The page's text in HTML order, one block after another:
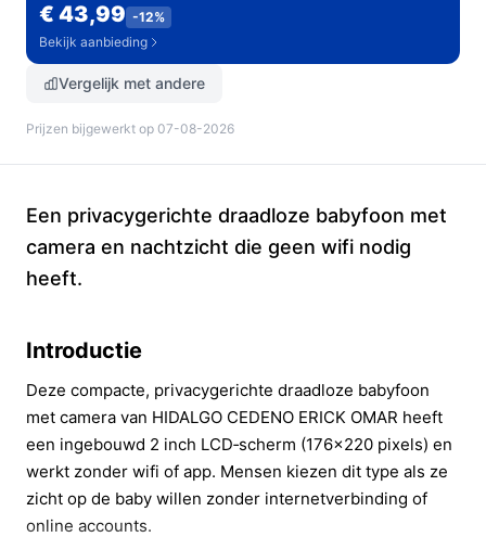
€ 43,99 -12%
Bekijk aanbieding
Vergelijk met andere
Prijzen bijgewerkt op 07-08-2026
Een privacygerichte draadloze babyfoon met
camera en nachtzicht die geen wifi nodig
heeft.
Introductie
Deze compacte, privacygerichte draadloze babyfoon
met camera van HIDALGO CEDENO ERICK OMAR heeft
een ingebouwd 2 inch LCD‑scherm (176x220 pixels) en
werkt zonder wifi of app. Mensen kiezen dit type als ze
zicht op de baby willen zonder internetverbinding of
online accounts.